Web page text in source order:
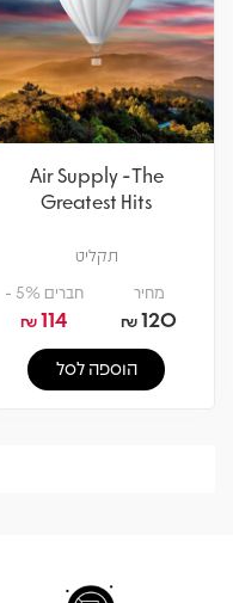
Air Supply -The
Greatest Hits
תקליט
מחיר
120
₪
חברים 5% -
114
₪
הוספה לסל